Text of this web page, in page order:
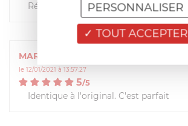
Réception rapide et soignee
MARIANNE
le 12/01/2021 à 13:57:27
5/5
Identique à l'original. C'est parfait
TOUT ACCEPTER
PERSONNALISER